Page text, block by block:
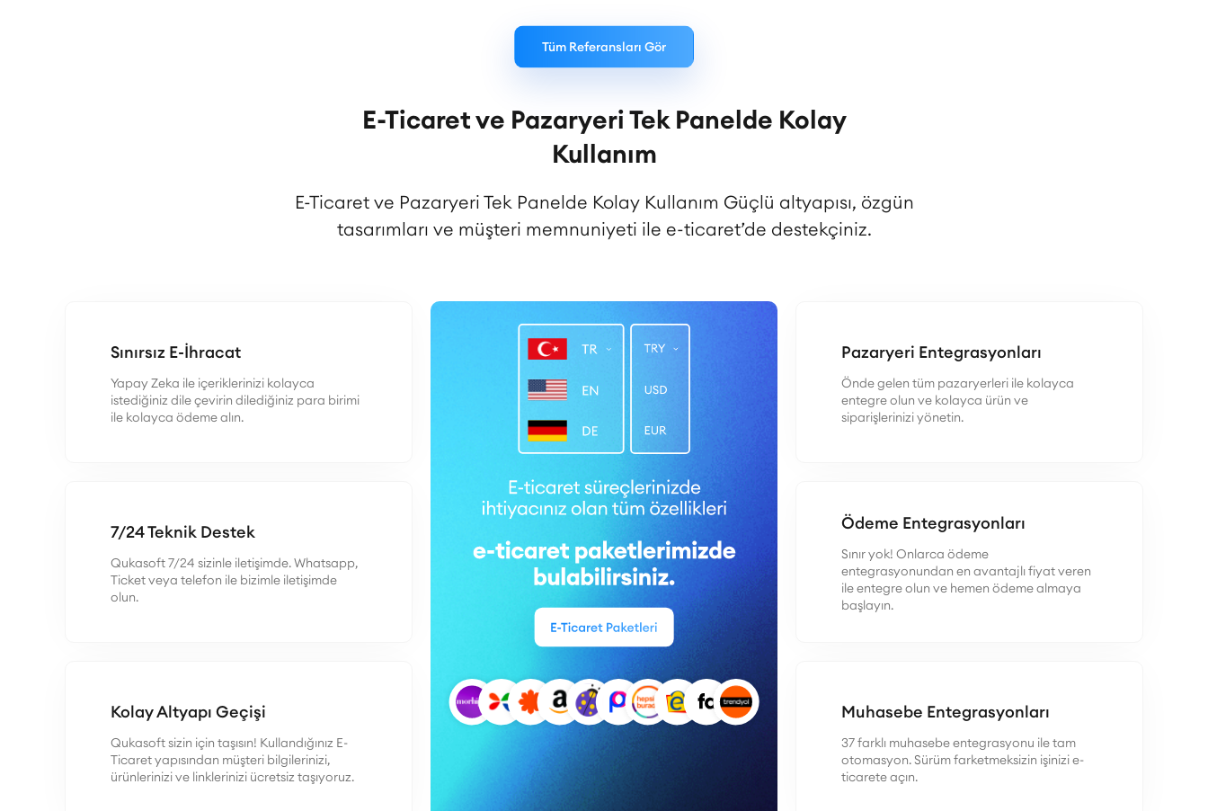
Tüm Referansları Gör
E-Ticaret ve Pazaryeri Tek Panelde Kolay
Kullanım
E-Ticaret ve Pazaryeri Tek Panelde Kolay Kullanım Güçlü altyapısı, özgün
tasarımları ve müşteri memnuniyeti ile e-ticaret’de destekçiniz.
Sınırsız E-İhracat
Yapay Zeka ile içeriklerinizi kolayca
istediğiniz dile çevirin dilediğiniz para birimi
ile kolayca ödeme alın.
7/24 Teknik Destek
Qukasoft 7/24 sizinle iletişimde. Whatsapp,
Ticket veya telefon ile bizimle iletişimde
olun.
Kolay Altyapı Geçişi
Qukasoft sizin için taşısın! Kullandığınız E-
Ticaret yapısından müşteri bilgilerinizi,
ürünlerinizi ve linklerinizi ücretsiz taşıyoruz.
Pazaryeri Entegrasyonları
Önde gelen tüm pazaryerleri ile kolayca
entegre olun ve kolayca ürün ve
siparişlerinizi yönetin.
Ödeme Entegrasyonları
Sınır yok! Onlarca ödeme
entegrasyonundan en avantajlı fiyat veren
ile entegre olun ve hemen ödeme almaya
başlayın.
Muhasebe Entegrasyonları
37 farklı muhasebe entegrasyonu ile tam
otomasyon. Sürüm farketmeksizin işinizi e-
ticarete açın.